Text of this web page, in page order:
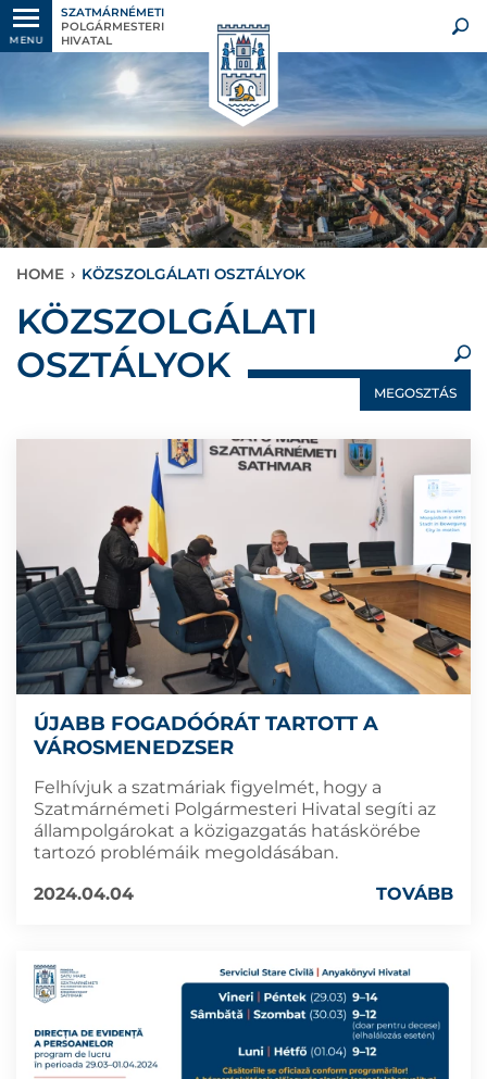
MENU
SZATMÁRNÉMETI
POLGÁRMESTERI
HIVATAL
HOME › KÖZSZOLGÁLATI OSZTÁLYOK
KÖZSZOLGÁLATI
OSZTÁLYOK
MEGOSZTÁS
ÚJABB FOGADÓÓRÁT TARTOTT A
VÁROSMENEDZSER
Felhívjuk a szatmáriak figyelmét, hogy a
Szatmárnémeti Polgármesteri Hivatal segíti az
állampolgárokat a közigazgatás hatáskörébe
tartozó problémáik megoldásában.
2024.04.04
TOVÁBB